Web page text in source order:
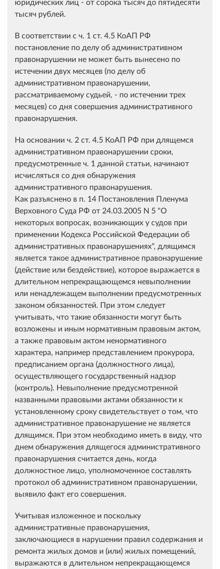
юридических лиц - от сорока тысяч до пятидесяти
тысяч рублей.
В соответствии с ч. 1 ст. 4.5 КоАП РФ
постановление по делу об административном
правонарушении не может быть вынесено по
истечении двух месяцев (по делу об
административном правонарушении,
рассматриваемому судьей, - по истечении трех
месяцев) со дня совершения административного
правонарушения.
На основании ч. 2 ст. 4.5 КоАП РФ при длящемся
административном правонарушении сроки,
предусмотренные ч. 1 данной статьи, начинают
исчисляться со дня обнаружения
административного правонарушения.
Как разъяснено в п. 14 Постановления Пленума
Верховного Суда РФ от 24.03.2005 N 5 "О
некоторых вопросах, возникающих у судов при
применении Кодекса Российской Федерации об
административных правонарушениях", длящимся
является такое административное правонарушение
(действие или бездействие), которое выражается в
длительном непрекращающемся невыполнении
или ненадлежащем выполнении предусмотренных
законом обязанностей. При этом следует
учитывать, что такие обязанности могут быть
возложены и иным нормативным правовым актом,
а также правовым актом ненормативного
характера, например представлением прокурора,
предписанием органа (должностного лица),
осуществляющего государственный надзор
(контроль). Невыполнение предусмотренной
названными правовыми актами обязанности к
установленному сроку свидетельствует о том, что
административное правонарушение не является
длящимся. При этом необходимо иметь в виду, что
днем обнаружения длящегося административного
правонарушения считается день, когда
должностное лицо, уполномоченное составлять
протокол об административном правонарушении,
выявило факт его совершения.
Учитывая изложенное и поскольку
административные правонарушения,
заключающиеся в нарушении правил содержания и
ремонта жилых домов и (или) жилых помещений,
выражаются в длительном непрекращающемся